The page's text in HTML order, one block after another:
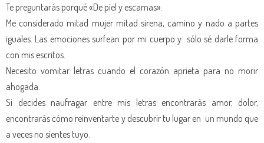
Te preguntarás porqué «De piel y escamas».
Me considerado mitad mujer mitad sirena, camino y nado a partes
iguales. Las emociones surfean por mi cuerpo y sólo sé darle forma
con mis escritos.
Necesito vomitar letras cuando el corazón aprieta para no morir
ahogada.
Si decides naufragar entre mis letras encontrarás amor, dolor,
encontrarás cómo reinventarte y descubrir tu lugar en un mundo que
a veces no sientes tuyo.